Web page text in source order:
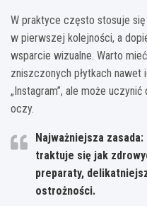
W praktyce często stosuje
w pierwszej kolejności, a
wsparcie wizualne. Warto
zniszczonych płytkach nawet
„Instagram”, ale może
oczy.
Najważniejsza zasada:
traktuje się jak
preparaty,
ostrożności.